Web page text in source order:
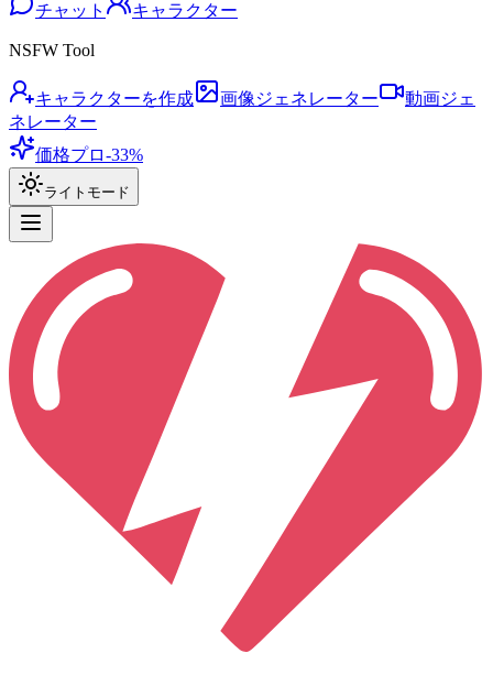
チャット キャラクター
NSFW Tool
キャラクターを作成 画像ジェネレーター
動画ジェ
ネレーター
価格プロ-33%
ライトモード